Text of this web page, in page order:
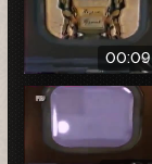
00:09